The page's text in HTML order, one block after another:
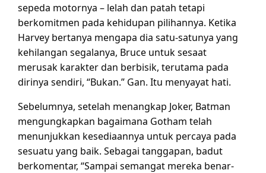
sepeda motornya – lelah dan patah tetapi
berkomitmen pada kehidupan pilihannya. Ketika
Harvey bertanya mengapa dia satu-satunya yang
kehilangan segalanya, Bruce untuk sesaat
merusak karakter dan berbisik, terutama pada
dirinya sendiri, “Bukan.” Gan. Itu menyayat hati.
Sebelumnya, setelah menangkap Joker, Batman
mengungkapkan bagaimana Gotham telah
menunjukkan kesediaannya untuk percaya pada
sesuatu yang baik. Sebagai tanggapan, badut
berkomentar, “Sampai semangat mereka benar-